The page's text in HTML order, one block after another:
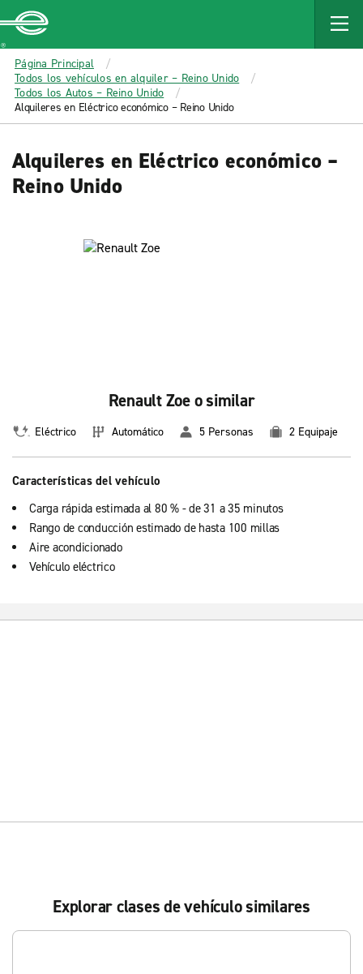
MAIN
CONTENT
Enterprise
Página Principal
Todos los vehículos en alquiler – Reino Unido
Todos los Autos – Reino Unido
Alquileres en Eléctrico económico – Reino Unido
Alquileres en Eléctrico económico –
Reino Unido
Renault Zoe o similar
Eléctrico Automático 5 Personas 2 Equipaje
Características del vehículo
Carga rápida estimada al 80 % - de 31 a 35 minutos
Rango de conducción estimado de hasta 100 millas
Aire acondicionado
Vehículo eléctrico
Explorar clases de vehículo similares